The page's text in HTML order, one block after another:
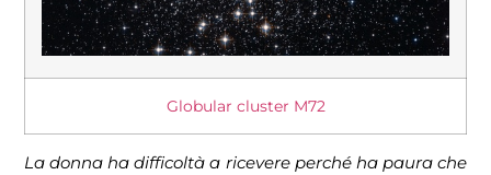
Globular cluster M72
La donna ha difficoltà a ricevere perché ha paura che